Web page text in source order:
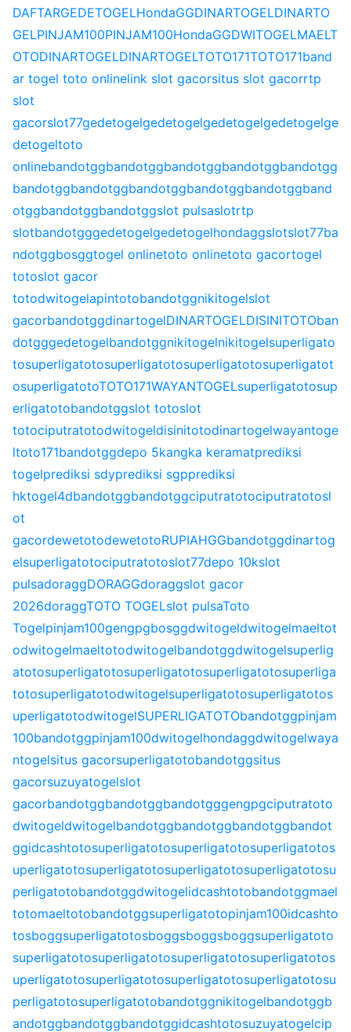
DAFTARGEDETOGELHondaGGDINARTOGELDINARTO
GELPINJAM100PINJAM100HondaGGDWITOGELMAELT
OTODINARTOGELDINARTOGELTOTO171TOTO171band
ar togel toto onlinelink slot gacorsitus slot gacorrtp
slot
gacorslot77gedetogelgedetogelgedetogelgedetogelge
detogeltoto
onlinebandotggbandotggbandotggbandotggbandotgg
bandotggbandotggbandotggbandotggbandotggband
otggbandotggbandotggslot pulsaslotrtp
slotbandotgggedetogelgedetogelhondaggslotslot77ba
ndotggbosggtogel onlinetoto onlinetoto gacortogel
totoslot gacor
totodwitogelapintotobandotggnikitogelslot
gacorbandotggdinartogelDINARTOGELDISINITOTOban
dotgggedetogelbandotggnikitogelnikitogelsuperligato
tosuperligatotosuperligatotosuperligatotosuperligatot
osuperligatotoTOTO171WAYANTOGELsuperligatotosup
erligatotobandotggslot totoslot
totociputratotodwitogeldisinitotodinartogelwayantoge
ltoto171bandotggdepo 5kangka keramatprediksi
togelprediksi sdyprediksi sgpprediksi
hktogel4dbandotggbandotggciputratotociputratotosl
ot
gacordewetotodewetotoRUPIAHGGbandotggdinartog
elsuperligatotociputratotoslot77depo 10kslot
pulsadoraggDORAGGdoraggslot gacor
2026doraggTOTO TOGELslot pulsaToto
Togelpinjam100gengpgbosggdwitogeldwitogelmaeltot
odwitogelmaeltotodwitogelbandotggdwitogelsuperlig
atotosuperligatotosuperligatotosuperligatotosuperliga
totosuperligatotodwitogelsuperligatotosuperligatotos
uperligatotodwitogelSUPERLIGATOTObandotggpinjam
100bandotggpinjam100dwitogelhondaggdwitogelwaya
ntogelsitus gacorsuperligatotobandotggsitus
gacorsuzuyatogelslot
gacorbandotggbandotggbandotgggengpgciputratoto
dwitogeldwitogelbandotggbandotggbandotggbandot
ggidcashtotosuperligatotosuperligatotosuperligatotos
uperligatotosuperligatotosuperligatotosuperligatotosu
perligatotobandotggdwitogelidcashtotobandotggmael
totomaeltotobandotggsuperligatotopinjam100idcashto
tosboggsuperligatotosboggsboggsboggsuperligatoto
superligatotosuperligatotosuperligatotosuperligatotos
uperligatotosuperligatotosuperligatotosuperligatotosu
perligatotosuperligatotobandotggnikitogelbandotggb
andotggbandotggbandotggidcashtotosuzuyatogelcip